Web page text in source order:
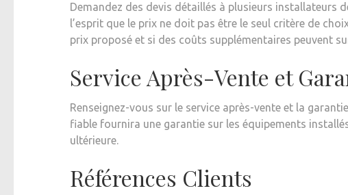
Demandez des devis détaillés à plusieurs installateurs
l’esprit que le prix ne doit pas être le seul critère de
prix proposé et si des coûts supplémentaires peuvent
Service Après-Vente et
Renseignez-vous sur le service après-vente et la
fiable fournira une garantie sur les équipements
ultérieure.
Références Clients